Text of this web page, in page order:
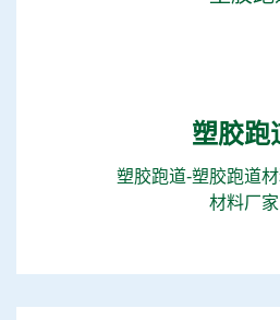
塑胶跑
塑胶跑道-塑胶跑道
材料厂家